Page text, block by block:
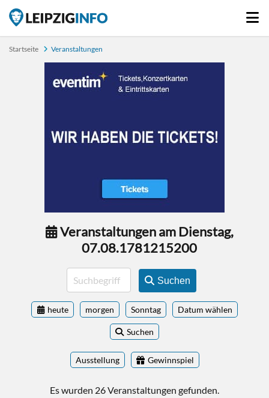
Startseite Veranstaltungen
Veranstaltungen am Dienstag,
07.08.1781215200
Suchen
heute morgen Sonntag Datum wählen
Suchen
Ausstellung Gewinnspiel
Es wurden 26 Veranstaltungen gefunden.